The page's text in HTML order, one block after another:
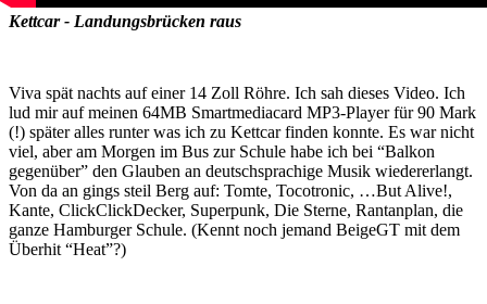
Kettcar - Landungsbrücken raus
Viva spät nachts auf einer 14 Zoll Röhre. Ich sah dieses Video. Ich
lud mir auf meinen 64MB Smartmediacard MP3-Player für 90 Mark
(!) später alles runter was ich zu Kettcar finden konnte. Es war nicht
viel, aber am Morgen im Bus zur Schule habe ich bei “Balkon
gegenüber” den Glauben an deutschsprachige Musik wiedererlangt.
Von da an gings steil Berg auf: Tomte, Tocotronic, …But Alive!,
Kante, ClickClickDecker, Superpunk, Die Sterne, Rantanplan, die
ganze Hamburger Schule. (Kennt noch jemand BeigeGT mit dem
Überhit “Heat”?)